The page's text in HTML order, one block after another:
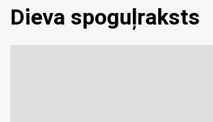
Dieva spoguļraksts